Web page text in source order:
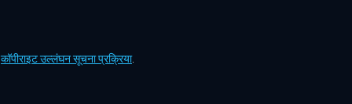
कॉपीराइट उल्लंघन सूचना प्रक्रिया.